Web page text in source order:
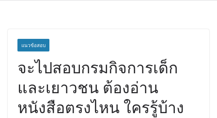
แนวข้อสอบ
จะไปสอบกรมกิจการเด็ก
และเยาวชน ต้องอ่าน
หนังสือตรงไหน ใครรู้บ้าง